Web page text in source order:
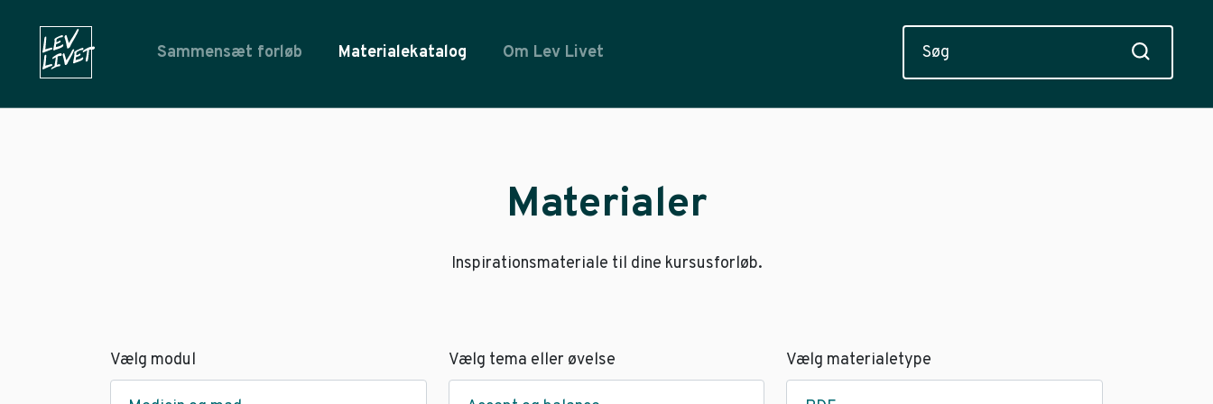
Sammensæt forløb Materialekatalog Om Lev Livet
Materialer
Inspirationsmateriale til dine kursusforløb.
Vælg modul Vælg tema eller øvelse Vælg materialetype